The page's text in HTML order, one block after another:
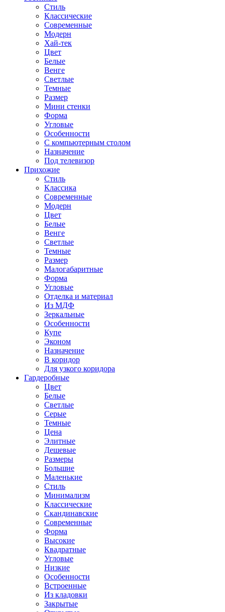
Стиль
Классические
Современные
Модерн
Хай-тек
Цвет
Белые
Венге
Светлые
Темные
Размер
Мини стенки
Форма
Угловые
Особенности
С компьютерным столом
Назначение
Под телевизор
Прихожие
Стиль
Классика
Современные
Модерн
Цвет
Белые
Венге
Светлые
Темные
Размер
Малогабаритные
Форма
Угловые
Отделка и материал
Из МДФ
Зеркальные
Особенности
Купе
Эконом
Назначение
В коридор
Для узкого коридора
Гардеробные
Цвет
Белые
Светлые
Серые
Темные
Цена
Элитные
Дешевые
Размеры
Большие
Маленькие
Стиль
Минимализм
Классические
Скандинавские
Современные
Форма
Высокие
Квадратные
Угловые
Низкие
Особенности
Встроенные
Из кладовки
Закрытые